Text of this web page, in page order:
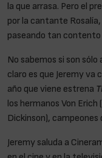
la que arrasa. Pero el
por la cantante Rosalía,
paseando tan contento
No sabemos si son
claro es que Jeremy va
año que viene estrena
los hermanos Von
Dickinson), campeones
Jeremy saluda a